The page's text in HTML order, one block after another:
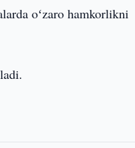
oʻzaro hamkorlikni